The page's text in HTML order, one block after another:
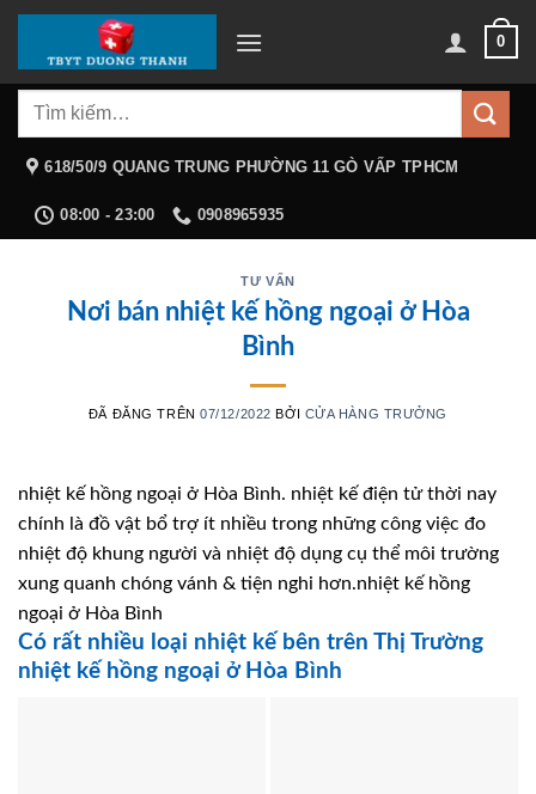
Chuyển
nội
dung
0
Tìm
618/50/9 QUANG TRUNG PHƯỜNG 11 GÒ VẤP TPHCM
08:00 - 23:00 0908965935
TƯ VẤN
Nơi bán nhiệt kế hồng ngoại ở Hòa
Bình
ĐÃ ĐĂNG TRÊN07/12/2022 BỞI CỬA HÀNG TRƯỞNG
nhiệt kế hồng ngoại ở Hòa Bình. nhiệt kế điện tử thời nay
chính là đồ vật bổ trợ ít nhiều trong những công việc đo
nhiệt độ khung người và nhiệt độ dụng cụ thể môi trường
xung quanh chóng vánh & tiện nghi hơn.nhiệt kế hồng
ngoại ở Hòa Bình
Có rất nhiều loại nhiệt kế bên trên Thị Trường
nhiệt kế hồng ngoại ở Hòa Bình